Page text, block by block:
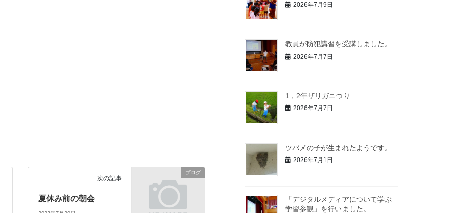
ブログ
次の記事
夏休み前の朝会
2026年7月9日
教員が防犯講習を受講しました。
2026年7月7日
1，2年ザリガニつり
2026年7月7日
ツバメの子が生まれたようです。
2026年7月1日
「デジタルメディアについて学ぶ
学習参観」を行いました。